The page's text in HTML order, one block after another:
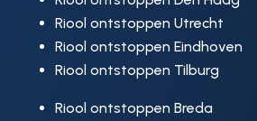
Riool ontstoppen Utrecht
Riool ontstoppen Eindhoven
Riool ontstoppen Tilburg
Riool ontstoppen Breda